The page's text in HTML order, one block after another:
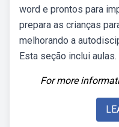
word e prontos para
prepara as crianças
melhorando a
Esta seção inclui aulas.
For more